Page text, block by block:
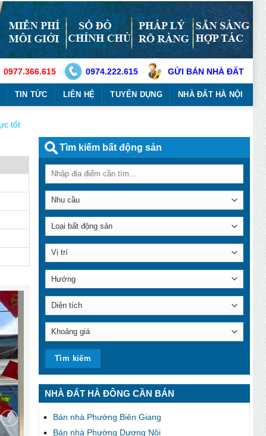
0977.366.615 0974.222.615 GỬI BÁN NHÀ ĐẤT
TIN TỨC LIÊN HỆ TUYỂN DỤNG NHÀ ĐẤT HÀ NỘI
tốt
Tìm kiếm bất động sản
NHÀ ĐẤT HÀ ĐÔNG CẦN BÁN
Bán nhà Phường Biên Giang
Bán nhà Phường Dương Nội